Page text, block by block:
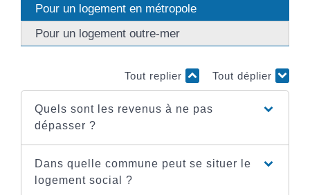
Pour un logement en métropole
Pour un logement outre-mer
Tout replier Tout déplier
Quels sont les revenus à ne pas
dépasser ?
Dans quelle commune peut se situer le
logement social ?